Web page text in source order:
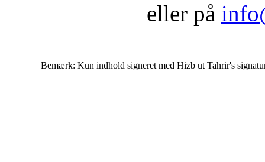
eller på
Bemærk: Kun indhold signeret med Hizb ut Tahrir's